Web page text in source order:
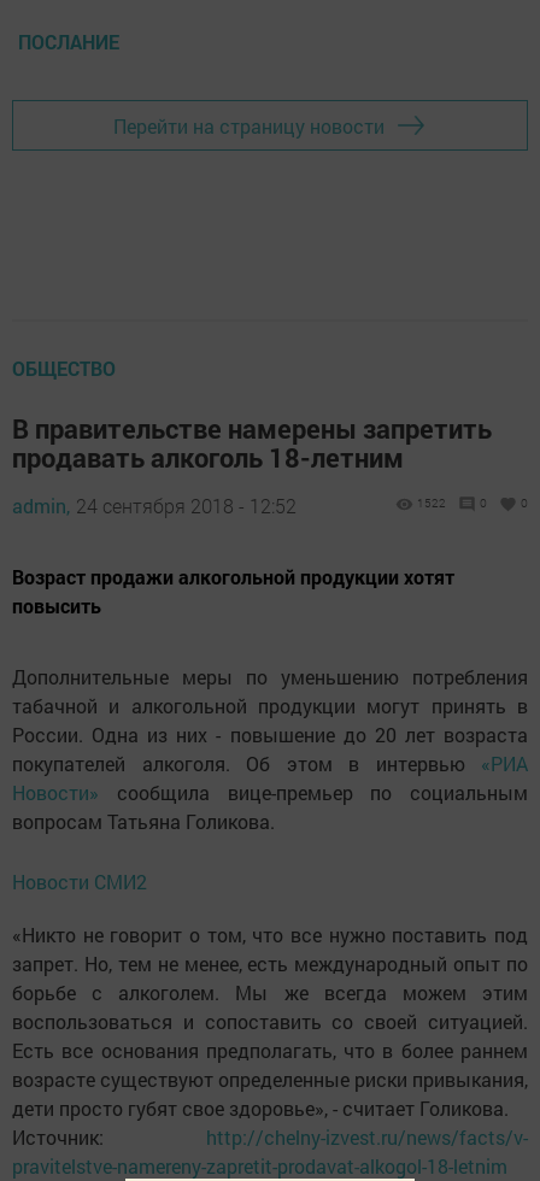
ПОСЛАНИЕ
Перейти на страницу новости
ОБЩЕСТВО
В правительстве намерены запретить
продавать алкоголь 18-летним
admin, 24 сентября 2018 - 12:52 1522 0 0
Возраст продажи алкогольной продукции хотят
повысить
Дополнительные меры по уменьшению потребления
табачной и алкогольной продукции могут принять в
России. Одна из них - повышение до 20 лет возраста
покупателей алкоголя. Об этом в интервью «РИА
Новости» сообщила вице-премьер по социальным
вопросам Татьяна Голикова.
Новости СМИ2
«Никто не говорит о том, что все нужно поставить под
запрет. Но, тем не менее, есть международный опыт по
борьбе с алкоголем. Мы же всегда можем этим
воспользоваться и сопоставить со своей ситуацией.
Есть все основания предполагать, что в более раннем
возрасте существуют определенные риски привыкания,
дети просто губят свое здоровье», - считает Голикова.
Источник: http://chelny-izvest.ru/news/facts/v-
pravitelstve-namereny-zapretit-prodavat-alkogol-18-letnim